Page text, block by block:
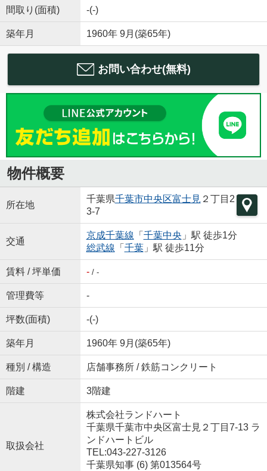
間取り(面積) -(-)
築年月 1960年 9月(築65年)
お問い合わせ(無料)
物件概要
所在地
千葉県千葉市中央区富士見 ２丁目2
3-7
交通
京成千葉線 「 千葉中央 」駅 徒歩1分
総武線 「 千葉」駅 徒歩11分
賃料 / 坪単価 -/ -
管理費等 -
坪数(面積) -(-)
築年月 1960年 9月(築65年)
種別 / 構造 店舗事務所 / 鉄筋コンクリート
階建 3階建
取扱会社
株式会社ランドハート
千葉県千葉市中央区富士見２丁目7-13 ラ
ンドハートビル
TEL:043-227-3126
千葉県知事 (6) 第013564号